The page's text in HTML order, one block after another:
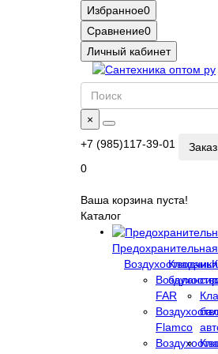
Избранное0
Сравнение0
Личный кабинет
×
+7 (985)117-39-01
0
Ваша корзина пуста!
Каталог
Воздухоотводчики
FAR
Flamco
Клапаны